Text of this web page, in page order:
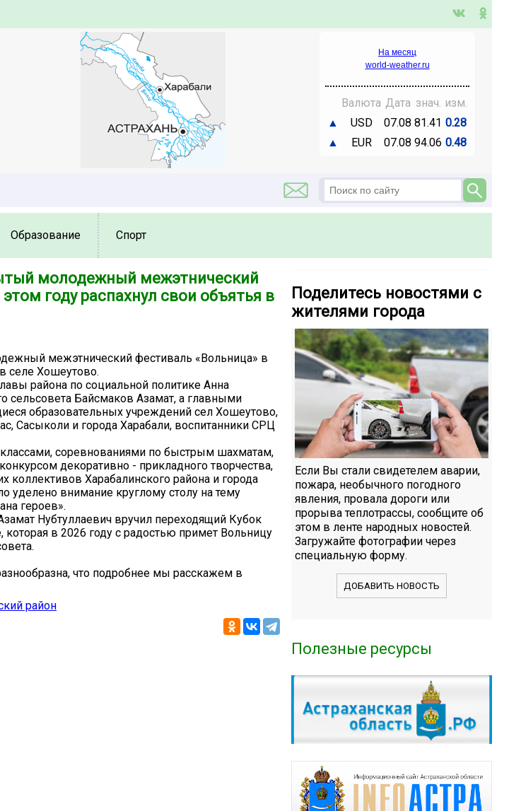
На месяц
world-weather.ru
Валюта Дата знач. изм.
▲
USD 07.08 81.41 0.28
▲
EUR 07.08 94.06 0.48
Образование Спорт
молодежный межэтнический
году распахнул свои объятья в
межэтнический фестиваль «Вольница» в
селе Хошеутово.
района по социальной политике Анна
сельсовета Байсмаков Азамат, а главными
образовательных учреждений сел Хошеутово,
Сасыколи и города Харабали, воспитанники СРЦ
соревнованиями по быстрым шахматам,
декоративно - прикладного творчества,
коллективов Харабалинского района и города
уделено внимание круглому столу на тему
героев».
Нубтуллаевич вручил переходящий Кубок
в 2026 году с радостью примет Вольницу
что подробнее мы расскажем в
район
Поделитесь новостями с
жителями города
Если Вы стали свидетелем аварии,
пожара, необычного погодного
явления, провала дороги или
прорыва теплотрассы, сообщите об
этом в ленте народных новостей.
Загружайте фотографии через
специальную форму.
ДОБАВИТЬ НОВОСТЬ
Полезные ресурсы